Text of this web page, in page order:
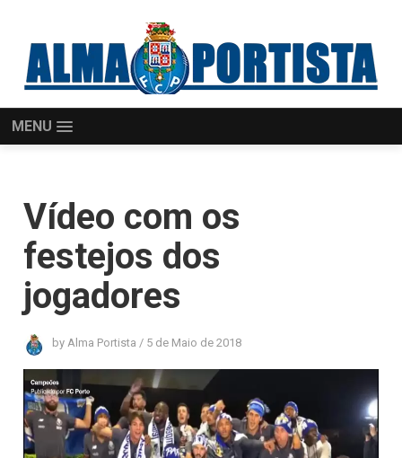
MENU
Vídeo com os
festejos dos
jogadores
byAlma Portista / 5 de Maio de 2018